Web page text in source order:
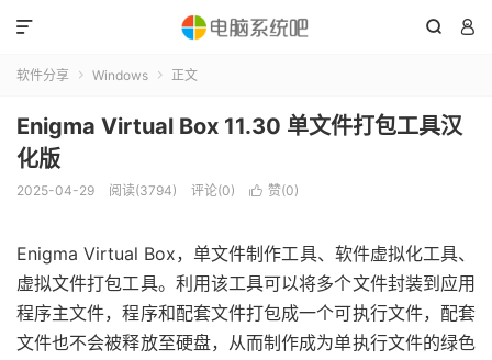
 

软件分享  Windows  正文
Enigma Virtual Box 11.30 单文件打包工具汉
化版
2025-04-29 阅读(3794) 评论(0)  赞(0)
Enigma Virtual Box，单文件制作工具、软件虚拟化工具、
虚拟文件打包工具。利用该工具可以将多个文件封装到应用
程序主文件，程序和配套文件打包成一个可执行文件，配套
文件也不会被释放至硬盘，从而制作成为单执行文件的绿色